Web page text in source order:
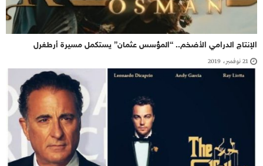
الإنتاج الدرامي الأضخم.. “المؤسس عثمان” يستكمل مسيرة أرطغرل
21 نوفمبر، 2019